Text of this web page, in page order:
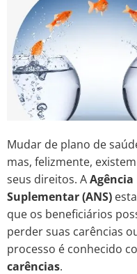
Mudar de plano de
mas, felizmente,
seus direitos. AAgência
Suplementar (ANS)
que os beneficiários
perder suas carências
processo é conhecido
carências.